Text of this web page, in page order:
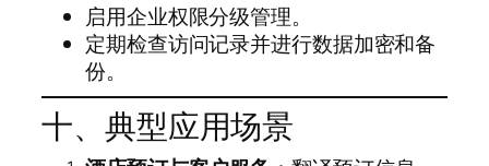
启用企业权限分级管理。
定期检查访问记录并进行数据加密和备
份。
十、典型应用场景